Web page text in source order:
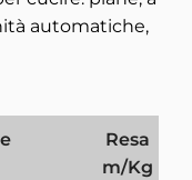
automatiche,
Resa
m/Kg